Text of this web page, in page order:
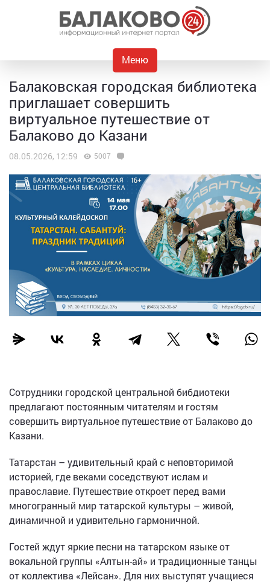
Меню
Балаковская городская библиотека
приглашает совершить
виртуальное путешествие от
Балаково до Казани
08.05.2026, 12:59 5007
Сотрудники городской центральной бибдиотеки
предлагают постоянным читателям и гостям
совершить виртуальное путешествие от Балаково до
Казани.
Татарстан – удивительный край с неповторимой
историей, где веками соседствуют ислам и
православие. Путешествие откроет перед вами
многогранный мир татарской культуры – живой,
динамичной и удивительно гармоничной.
Гостей ждут яркие песни на татарском языке от
вокальной группы «Алтын-ай» и традиционные танцы
от коллектива «Лейсан». Для них выступят учащиеся